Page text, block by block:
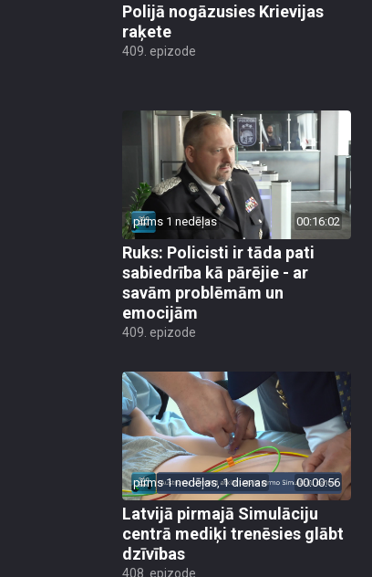
Polijā nogāzusies Krievijas
raķete
409. epizode
pirms 1 nedēļas 00:16:02
Ruks: Policisti ir tāda pati
sabiedrība kā pārējie - ar
savām problēmām un
emocijām
409. epizode
pirms 1 nedēļas, 1 dienas 00:00:56
Latvijā pirmajā Simulāciju
centrā mediķi trenēsies glābt
dzīvības
408. epizode